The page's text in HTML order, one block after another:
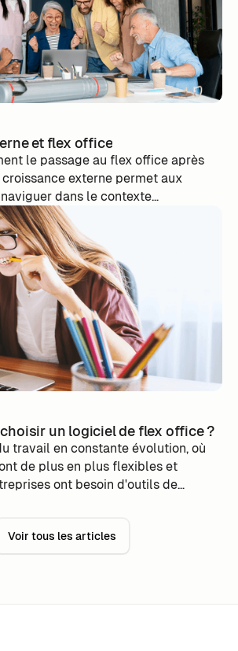
et l’analytics des espaces. Dans
pourquoi m-work flex est
à Robin, déjà adoptée par de
pour équilibrer le travail
la collaboration et donner du sens à
et flex office
le passage au flex office après
externe permet aux
dans le contexte
et de maximiser leur potentiel.
d'une gestion optimisée des
des économies significatives et une
être des équipes.
un logiciel de flex office ?
travail en constante évolution, où
de plus en plus flexibles et
ont besoin d'outils de
Voir tous les articles